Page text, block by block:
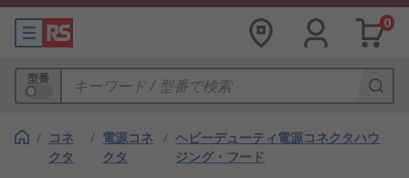
0
型番
/ コネ
クタ
/ 電源コネ
クタ
/ ヘビーデューティ電源コネクタハウ
ジング・フード